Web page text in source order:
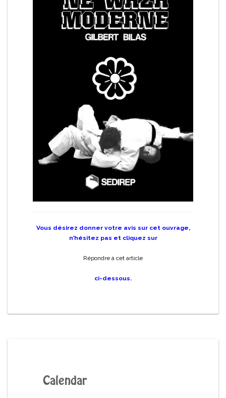
Vous désirez donner votre avis sur cet ouvrage,
n’hésitez pas et cliquez sur
Répondre à cet article
ci-dessous.
Calendar